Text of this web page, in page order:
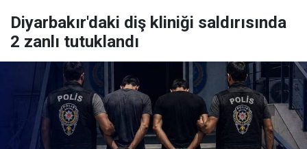
Diyarbakır'daki diş kliniği saldırısında
2 zanlı tutuklandı